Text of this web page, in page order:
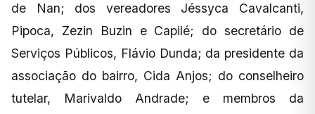
de Nan; dos vereadores Jéssyca Cavalcanti,
Pipoca, Zezin Buzin e Capilé; do secretário de
Serviços Públicos, Flávio Dunda; da presidente da
associação do bairro, Cida Anjos; do conselheiro
tutelar, Marivaldo Andrade; e membros da